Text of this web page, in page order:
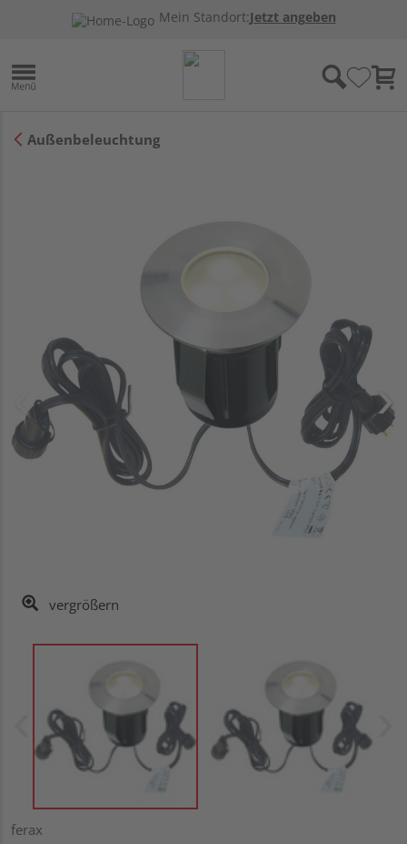
Mein Standort:Jetzt angeben
Außenbeleuchtung
vergrößern
ferax